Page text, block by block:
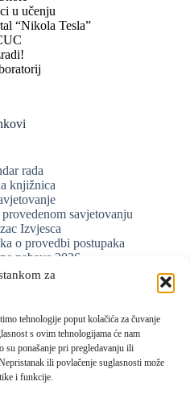
za
tehnologije poput kolačića za čuvanje
s ovim tehnologijama će nam
su ponašanje pri pregledavanju ili
ili povlačenje suglasnosti može
i funkcije.
u učenju
“Nikola Tesla”
rada
knjižnica
savjetovanju
Izvjesca
o provedbi postupaka
nabave 2026.
Pravilnika o provedbi
nabave
arhiva
privatnosti